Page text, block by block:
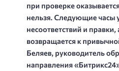
при проверке
нельзя. Следующие часы
несоответствий и правки,
возвращается к
Беляев, руководитель
направления